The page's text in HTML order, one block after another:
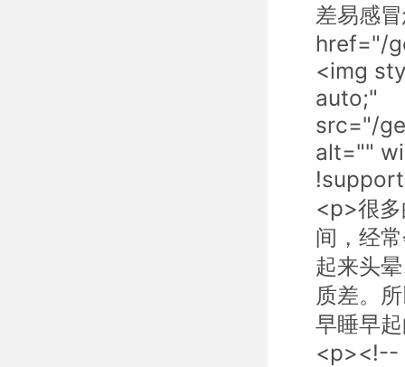
差易感
href="/
<img
auto;"
src="/
alt=""
<p>很
间，经
起来头
质差。
早睡早
<p><!--